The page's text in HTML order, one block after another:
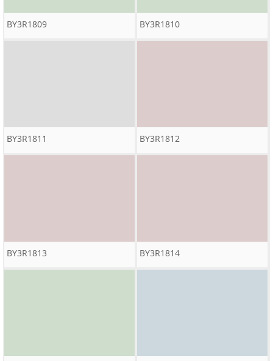
BY3R1809 BY3R1810
BY3R1811 BY3R1812
BY3R1813 BY3R1814